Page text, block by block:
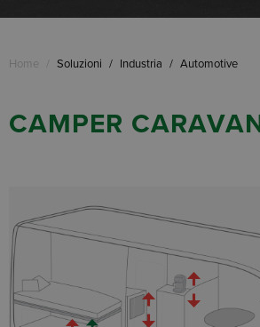
Home Soluzioni / Industria / Automotive
CAMPER